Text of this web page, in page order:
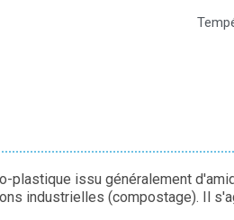
plastique issu généralement
industrielles (compostage). Il